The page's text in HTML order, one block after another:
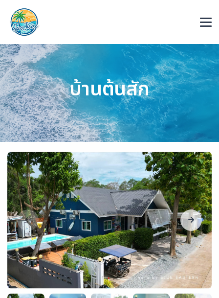
บ้านต้นสัก